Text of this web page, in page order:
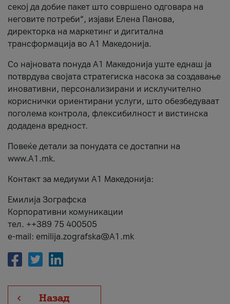
секој да добие пакет што совршено одговара на
неговите потреби“, изјави Елена Панова,
директорка на маркетинг и дигитална
трансформација во А1 Македонија.
Со најновата понуда А1 Македонија уште еднаш ја
потврдува својата стратегиска насока за создавање
иновативни, персонализирани и исклучително
кориснички ориентирани услуги, што обезбедуваат
поголема контрола, флексибилност и вистинска
додадена вредност.
Повеќе детали за понудата се достапни на
www.А1.mk.
Контакт за медиуми А1 Македонија:
Емилија Зографска
Корпоративни комуникации
тел. ++389 75 400505
e-mail: emilija.zografska@A1.mk
Назад